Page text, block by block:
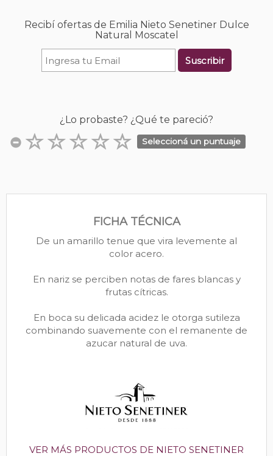
Recibí ofertas de Emilia Nieto Senetiner Dulce
Natural Moscatel
Suscribir
¿Lo probaste? ¿Qué te pareció?
Seleccioná un puntuaje
FICHA TÉCNICA
De un amarillo tenue que vira levemente al
color acero.
En nariz se perciben notas de fares blancas y
frutas cítricas.
En boca su delicada acidez le otorga sutileza
combinando suavemente con el remanente de
azucar natural de uva.
VER MÁS PRODUCTOS DE NIETO SENETINER